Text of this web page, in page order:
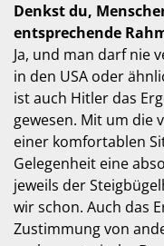
Denkst du,
entsprechende
Ja, und man darf nie
in den USA oder
ist auch Hitler das
gewesen. Mit um die
einer komfortablen
Gelegenheit eine
jeweils der
wir schon. Auch das
Zustimmung von